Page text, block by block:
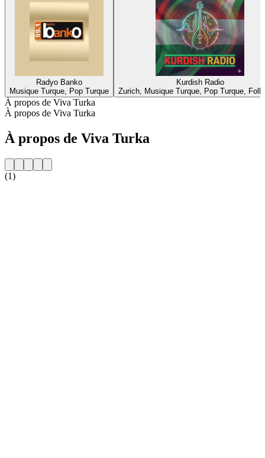
Radyo Banko
Musique Turque, Pop Turque
Kurdish Radio
Zurich, Musique Turque, Pop Turque,
À propos de Viva Turka
À propos de Viva Turka
À propos de Viva Turka
(1)